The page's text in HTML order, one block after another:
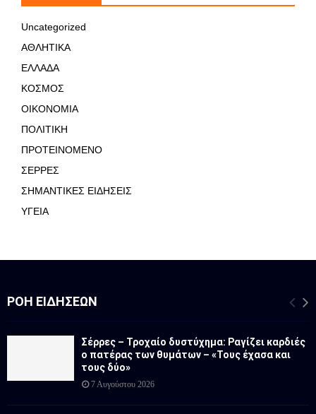
Uncategorized
ΑΘΛΗΤΙΚΑ
ΕΛΛΑΔΑ
ΚΟΣΜΟΣ
ΟΙΚΟΝΟΜΙΑ
ΠΟΛΙΤΙΚΗ
ΠΡΟΤΕΙΝΟΜΕΝΟ
ΣΕΡΡΕΣ
ΣΗΜΑΝΤΙΚΕΣ ΕΙΔΗΣΕΙΣ
ΥΓΕΙΑ
ΡΟΉ ΕΙΔΉΣΕΩΝ
Σέρρες – Τροχαίο δυστύχημα: Ραγίζει καρδιές
ο πατέρας των θυμάτων – «Τους έχασα και
τους δύο»
7 Αυγούστου 2026